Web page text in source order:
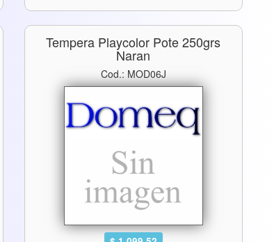
Tempera Playcolor Pote 250grs
Naran
Cod.: MOD06J